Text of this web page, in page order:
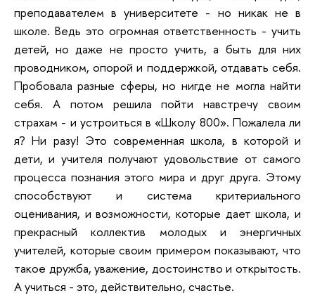
преподавателем в университете - но никак не в
школе. Ведь это огромная ответственность - учить
детей, но даже не просто учить, а быть для них
проводником, опорой и поддержкой, отдавать себя.
Пробовала разные сферы, но нигде не могла найти
себя. А потом решила пойти навстречу своим
страхам - и устроиться в «Школу 800». Пожалела ли
я? Ни разу! Это современная школа, в которой и
дети, и учителя получают удовольствие от самого
процесса познания этого мира и друг друга. Этому
способствуют и система критериального
оценивания, и возможности, которые дает школа, и
прекрасный коллектив молодых и энергичных
учителей, которые своим примером показывают, что
такое дружба, уважение, достоинство и открытость.
А учиться - это, действительно, счастье.